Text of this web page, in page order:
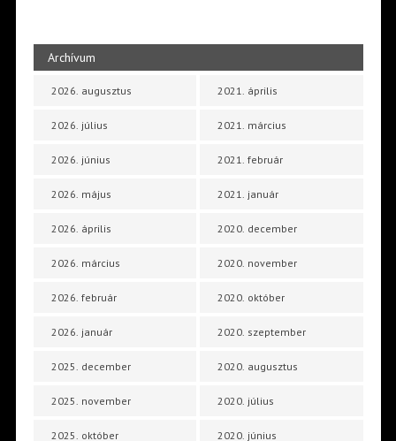
Archívum
2026. augusztus
2026. július
2026. június
2026. május
2026. április
2026. március
2026. február
2026. január
2025. december
2025. november
2025. október
2021. április
2021. március
2021. február
2021. január
2020. december
2020. november
2020. október
2020. szeptember
2020. augusztus
2020. július
2020. június